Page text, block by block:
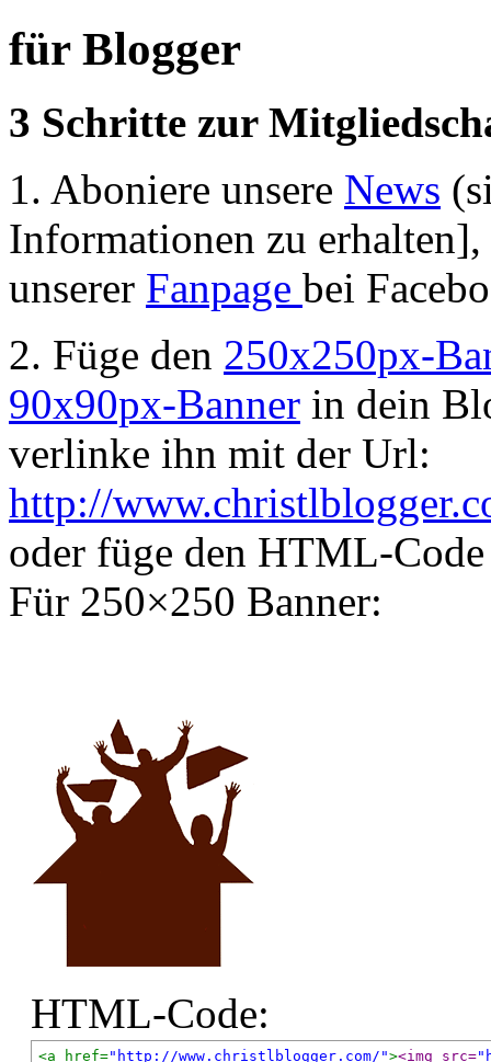
für Blogger
3 Schritte zur
1. Aboniere unsere News
Informationen zu
unserer Fanpage bei
2. Füge den 250x250px-
90x90px-Banner in dein
verlinke ihn mit der Url:
http://
oder füge den HTML-
Für 250×250 Banner:
HTML-Code:
<a href="http://www.christlblogger.com/"><img src=